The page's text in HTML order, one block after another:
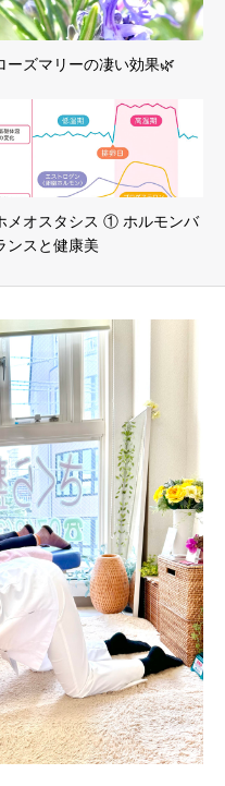
ーズマリーの凄い効果🌿
メオスタシス ① ホルモンバ
ンスと健康美